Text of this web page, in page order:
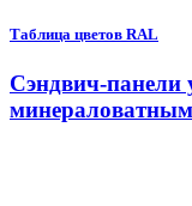
Таблица цветов RAL
Сэндвич-панели